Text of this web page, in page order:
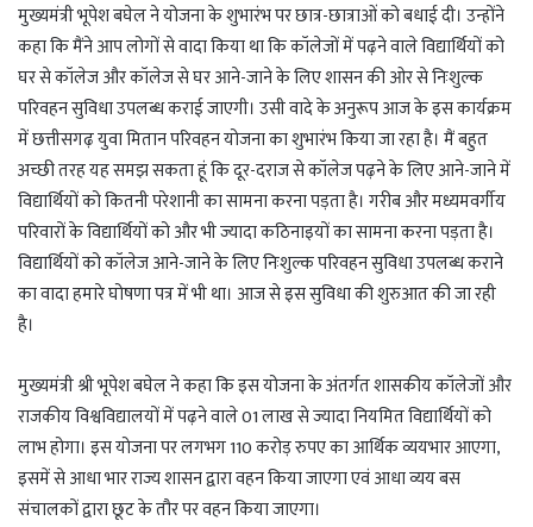
मुख्यमंत्री भूपेश बघेल ने योजना के शुभारंभ पर छात्र-छात्राओं को बधाई दी। उन्होंने
कहा कि मैंने आप लोगों से वादा किया था कि कॉलेजों में पढ़ने वाले विद्यार्थियों को
घर से कॉलेज और कॉलेज से घर आने-जाने के लिए शासन की ओर से निःशुल्क
परिवहन सुविधा उपलब्ध कराई जाएगी। उसी वादे के अनुरूप आज के इस कार्यक्रम
में छत्तीसगढ़ युवा मितान परिवहन योजना का शुभारंभ किया जा रहा है। मैं बहुत
अच्छी तरह यह समझ सकता हूं कि दूर-दराज से कॉलेज पढ़ने के लिए आने-जाने में
विद्यार्थियों को कितनी परेशानी का सामना करना पड़ता है। गरीब और मध्यमवर्गीय
परिवारों के विद्यार्थियों को और भी ज्यादा कठिनाइयों का सामना करना पड़ता है।
विद्यार्थियों को कॉलेज आने-जाने के लिए निःशुल्क परिवहन सुविधा उपलब्ध कराने
का वादा हमारे घोषणा पत्र में भी था। आज से इस सुविधा की शुरुआत की जा रही
है।
मुख्यमंत्री श्री भूपेश बघेल ने कहा कि इस योजना के अंतर्गत शासकीय कॉलेजों और
राजकीय विश्वविद्यालयों में पढ़ने वाले 01 लाख से ज्यादा नियमित विद्यार्थियों को
लाभ होगा। इस योजना पर लगभग 110 करोड़ रुपए का आर्थिक व्ययभार आएगा,
इसमें से आधा भार राज्य शासन द्वारा वहन किया जाएगा एवं आधा व्यय बस
संचालकों द्वारा छूट के तौर पर वहन किया जाएगा।